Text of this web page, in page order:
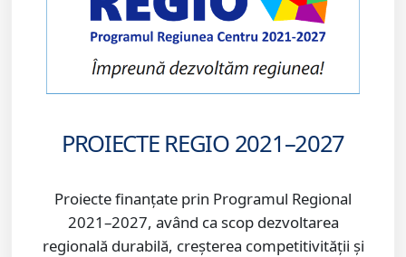
PROIECTE REGIO 2021–2027
Proiecte finanțate prin Programul Regional
2021–2027, având ca scop dezvoltarea
regională durabilă, creșterea competitivității și